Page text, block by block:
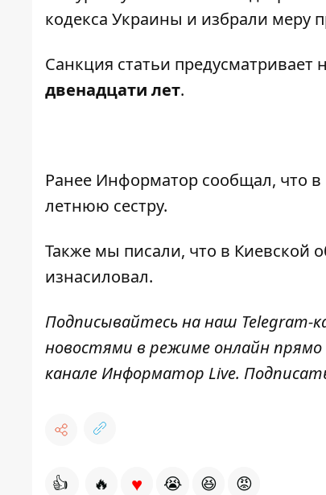
кодекса Украины и избрали меру
Санкция статьи
двенадцати лет.
Ранее Информатор сообщал, что
летнюю сестру.
Также мы писали, что в Киевской
изнасиловал.
Подписывайтесь на наш Telegram-
новостями в режиме онлайн прямо
канале Информатор Live.
👍 🔥 ♥ 😭 😆 😡